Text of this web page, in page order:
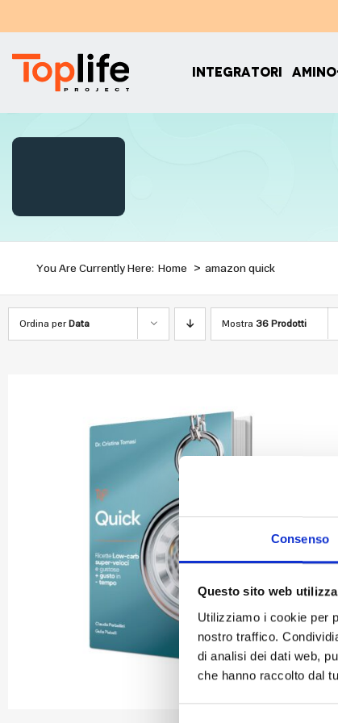
Consenso
Questo sito web
Utilizziamo i cookie per
nostro traffico.
di analisi dei dati web,
che hanno raccolto dal
al
contenuto
INTEGRATORI
You Are Currently Here: Home amazon quick
Ordina perData Mostra 36 Prodotti